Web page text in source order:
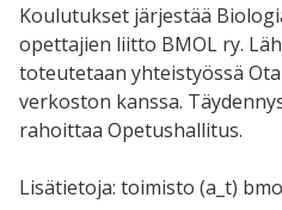
Koulutukset järjestää
opettajien liitto BMOL ry.
toteutetaan yhteistyössä
verkoston kanssa.
rahoittaa Opetushallitus.
Lisätietoja: toimisto (a_t)